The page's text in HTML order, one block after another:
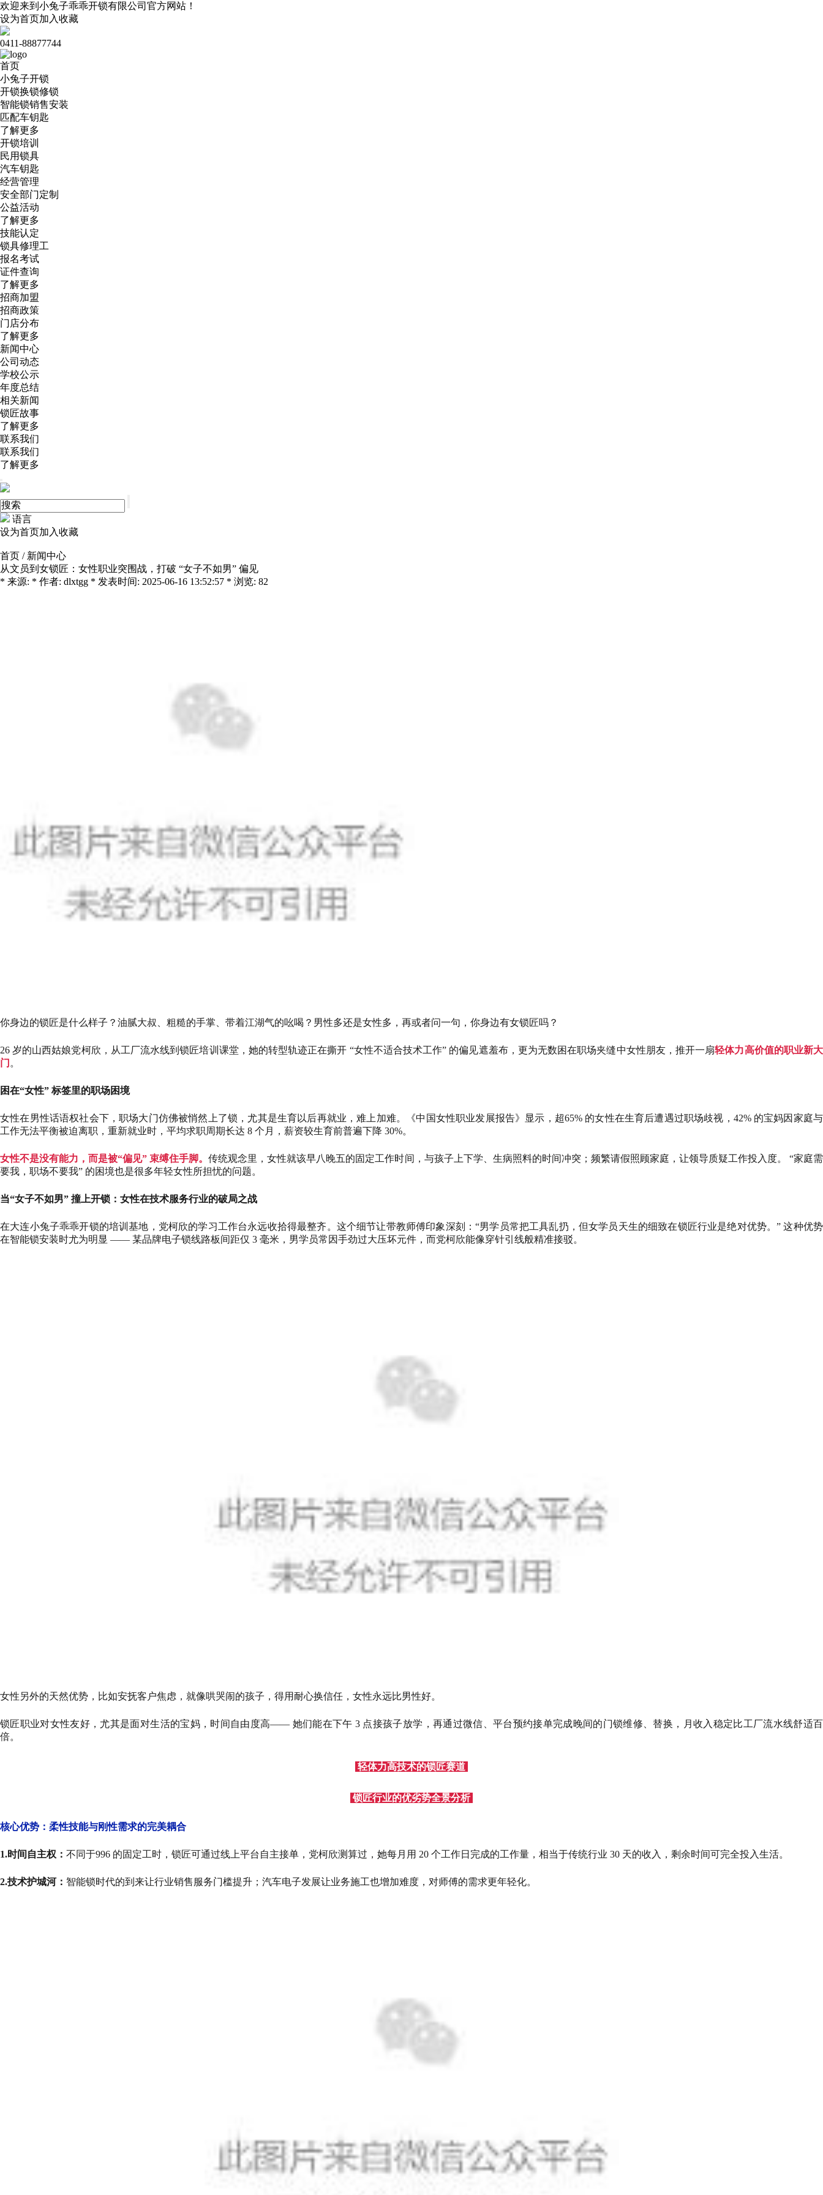
欢迎来到小兔子乖乖开锁有限公司官方网站！
设为首页加入收藏
0411-88877744
首页
小兔子开锁
开锁换锁修锁
智能锁销售安装
匹配车钥匙
了解更多
开锁培训
民用锁具
汽车钥匙
经营管理
安全部门定制
公益活动
了解更多
技能认定
锁具修理工
报名考试
证件查询
了解更多
招商加盟
招商政策
门店分布
了解更多
新闻中心
公司动态
学校公示
年度总结
相关新闻
锁匠故事
了解更多
联系我们
联系我们
了解更多
语言
设为首页加入收藏
首页 / 新闻中心
从文员到女锁匠：女性职业突围战，打破 “女子不如男” 偏见​
* 来源: * 作者: dlxtgg * 发表时间: 2025-06-16 13:52:57 * 浏览: 82
你身边的锁匠是什么样子？油腻大叔、粗糙的手掌、带着江湖气的吆喝？男性多还是女性多，再或者问一句，你身边有女锁匠吗？
26 岁的山西姑娘党柯欣，从工厂流水线到锁匠培训课堂，她的转型轨迹正在撕开 “女性不适合技术工作” 的偏见遮羞布，更为无数困在职场夹缝中女性朋友，推开一扇轻体力高价值的职业新大
门 。
困在“女性” 标签里的职场困境
女性在男性话语权社会下，职场大门仿佛被悄然上了锁，尤其是生育以后再就业，难上加难。
《中国女性职业发展报告》显示，超65% 的女性在生育后遭遇过职场歧视，42% 的宝妈因家庭与
工作无法平衡被迫离职，重新就业时，平均求职周期长达 8 个月，薪资较生育前普遍下降 30%。
女性不是没有能力，而是被“偏见” 束缚住手脚。传统观念里，女性就该早八晚五的固定工作时间，与孩子上下学、生病照料的时间冲突；频繁请假照顾家庭，让领导质疑工作投入度。
“家庭需
要我，职场不要我” 的困境也是很多年轻女性所担忧的问题。
当“女子不如男” 撞上开锁：女性在技术服务行业的破局之战
在大连小兔子乖乖开锁的培训基地，党柯欣的学习工作台永远收拾得最整齐。这个细节让带教师傅印象深刻：“男学员常把工具乱扔，但女学员天生的细致在锁匠行业是绝对优势。” 这种优势
在智能锁安装时尤为明显 —— 某品牌电子锁线路板间距仅 3 毫米，男学员常因手劲过大压坏元件，而党柯欣能像穿针引线般精准接驳。
女性另外的天然优势，比如安抚客户焦虑，就像哄哭闹的孩子，得用耐心换信任，女性永远比男性好。
锁匠职业对女性友好，尤其是面对生活的宝妈，时间自由度高—— 她们能在下午 3 点接孩子放学，再通过微信、平台预约接单完成晚间的门锁维修、替换，月收入稳定比工厂流水线舒适百
倍。
轻体力高技术的锁匠赛道
锁匠行业的优劣势全景分析
核心优势：柔性技能与刚性需求的完美耦合
1.时间自主权： 不同于996 的固定工时，锁匠可通过线上平台自主接单，党柯欣测算过，她每月用 20 个工作日完成的工作量，相当于传统行业 30 天的收入，剩余时间可完全投入生活。
2.技术护城河： 智能锁时代的到来让行业销售服务门槛提升；汽车电子发展让业务施工也增加难度，对师傅的需求更年轻化。